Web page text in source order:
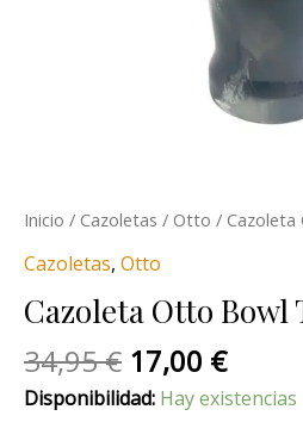
Inicio / Cazoletas / Otto /
Cazoletas, Otto
Cazoleta Otto Bowl
34,95€ 17,00 €
Disponibilidad: Hay existencias